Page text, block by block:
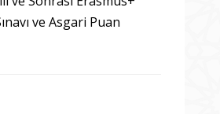
ve Asgari Puan